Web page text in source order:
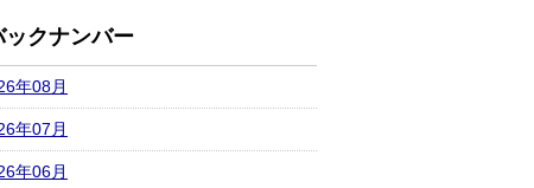
ックナンバー
年08月
年07月
年06月